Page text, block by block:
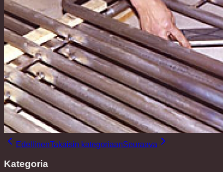
EdellinenTakaisin kategoriaanSeuraava
Kategoria